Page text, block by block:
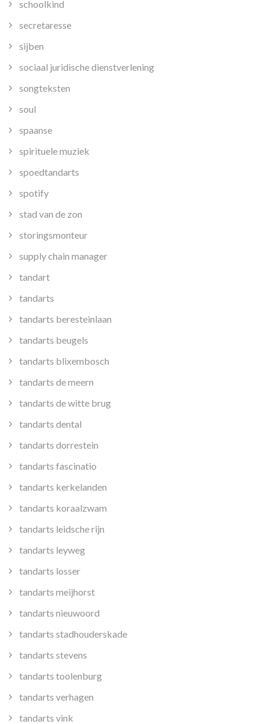
schoolkind
secretaresse
sijben
sociaal juridische dienstverlening
songteksten
soul
spaanse
spirituele muziek
spoedtandarts
spotify
stad van de zon
storingsmonteur
supply chain manager
tandart
tandarts
tandarts beresteinlaan
tandarts beugels
tandarts blixembosch
tandarts de meern
tandarts de witte brug
tandarts dental
tandarts dorrestein
tandarts fascinatio
tandarts kerkelanden
tandarts koraalzwam
tandarts leidsche rijn
tandarts leyweg
tandarts losser
tandarts meijhorst
tandarts nieuwoord
tandarts stadhouderskade
tandarts stevens
tandarts toolenburg
tandarts verhagen
tandarts vink